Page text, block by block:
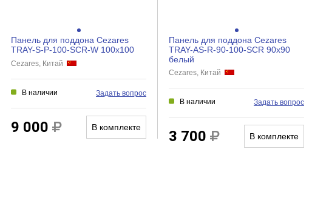
Панель для поддона Cezares
TRAY-S-P-100-SCR-W 100x100
Cezares, Китай
В наличии Задать вопрос
9 000 В комплекте
Панель для поддона Cezares
TRAY-AS-R-90-100-SCR 90x90
белый
Cezares, Китай
В наличии Задать вопрос
3 700 В комплекте